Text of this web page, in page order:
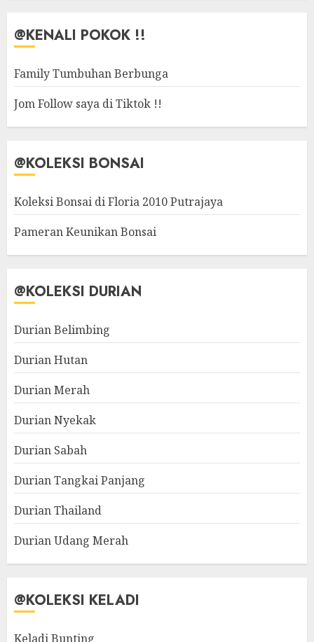
@KENALI POKOK !!
Family Tumbuhan Berbunga
Jom Follow saya di Tiktok !!
@KOLEKSI BONSAI
Koleksi Bonsai di Floria 2010 Putrajaya
Pameran Keunikan Bonsai
@KOLEKSI DURIAN
Durian Belimbing
Durian Hutan
Durian Merah
Durian Nyekak
Durian Sabah
Durian Tangkai Panjang
Durian Thailand
Durian Udang Merah
@KOLEKSI KELADI
Keladi Bunting